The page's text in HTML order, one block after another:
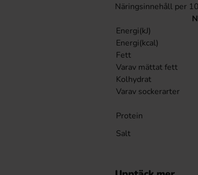
Näringsinnehåll per
Energi(kJ)
Energi(kcal)
Fett
Varav mättat fett
Kolhydrat
Varav sockerarter
Protein
Salt